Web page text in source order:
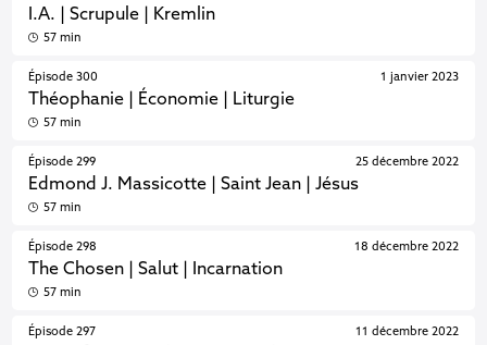
I.A. | Scrupule | Kremlin
57 min
Épisode 300
Théophanie | Économie | Liturgie
1 janvier 2023
57 min
Épisode 299
Edmond J. Massicotte | Saint Jean | Jésus
25 décembre 2022
57 min
Épisode 298
The Chosen | Salut | Incarnation
18 décembre 2022
57 min
Épisode 297 11 décembre 2022